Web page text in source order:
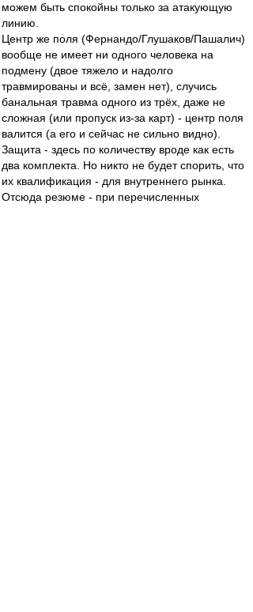
можем быть спокойны только за атакующую
линию.
Центр же поля (Фернандо/Глушаков/Пашалич)
вообще не имеет ни одного человека на
подмену (двое тяжело и надолго
травмированы и всё, замен нет), случись
банальная травма одного из трёх, даже не
сложная (или пропуск из-за карт) - центр поля
валится (а его и сейчас не сильно видно).
Защита - здесь по количеству вроде как есть
два комплекта. Но никто не будет спорить, что
их квалификация - для внутреннего рынка.
Отсюда резюме - при перечисленных